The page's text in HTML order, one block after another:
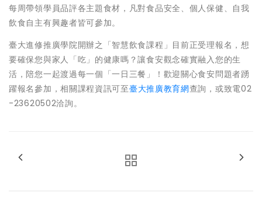
每周帶領學員品評各主題食材，凡對食品安全、個人保健、自我
飲食自主有興趣者皆可參加。
臺大進修推廣學院開辦之「智慧飲食課程」目前正受理報名，想
要確保您與家人「吃」的健康嗎？讓食安觀念確實融入您的生
活，陪您一起渡過每一個「一日三餐」！歡迎關心食安問題者踴
躍報名參加，相關課程資訊可至臺大推廣教育網查詢，或致電02
-23620502洽詢。